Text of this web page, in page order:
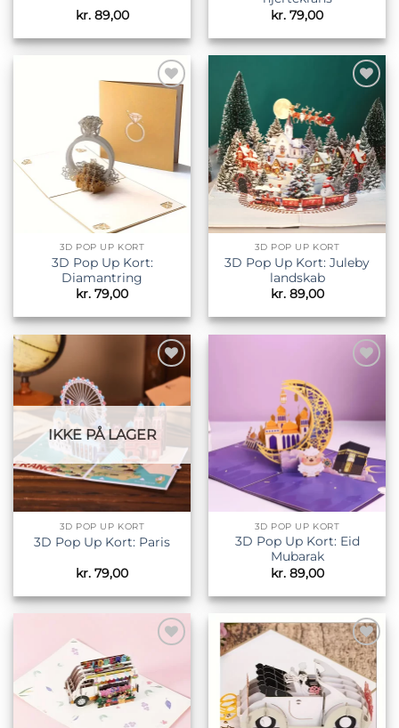
kr.89,00
kr. 79,00
ønskeliste
3D POP UP KORT
3D Pop Up Kort:
Diamantring
kr. 79,00
ønskeliste
3D POP UP KORT
3D Pop Up Kort: Juleby
landskab
kr.89,00
Tilføj til
ønskeliste
IKKE PÅ LAGER
3D POP UP KORT
3D Pop Up Kort: Paris
kr. 79,00
ønskeliste
3D POP UP KORT
3D Pop Up Kort: Eid
Mubarak
kr.89,00
ønskeliste
Tilføj til
ønskeliste